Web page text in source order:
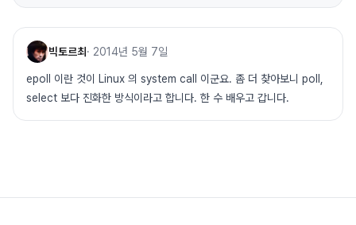
빅토르최 · 2014년 5월 7일
epoll 이란 것이 Linux 의 system call 이군요. 좀 더 찾아보니 poll,
select 보다 진화한 방식이라고 합니다. 한 수 배우고 갑니다.